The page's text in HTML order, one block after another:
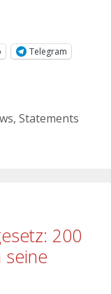
Telegram
, Statements
200